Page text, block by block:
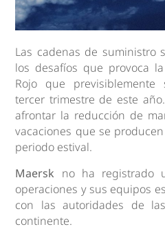
Las cadenas de suministro
los desafíos que provoca
Rojo que
tercer trimestre de este
afrontar la reducción de
vacaciones que se
periodo estival.
Maersk no ha registrado
operaciones y sus equipos
con las autoridades de
continente.